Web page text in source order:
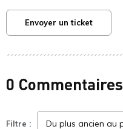
Envoyer un ticket
0 Commentaires
Filtre :